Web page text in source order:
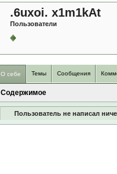
.6uxoi. x1m1kAt
Пользователи
О себе Темы Сообщения
Содержимое
Пользователь не написал